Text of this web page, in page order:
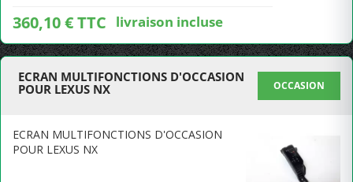
360,10 € TTC livraison incluse
ECRAN MULTIFONCTIONS D'OCCASION
POUR LEXUS NX
OCCASION
ECRAN MULTIFONCTIONS D'OCCASION
POUR LEXUS NX